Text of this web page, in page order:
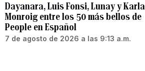
Dayanara, Luis Fonsi, Lunay y Karla
Monroig entre los 50 más bellos de
People en Español
7 de agosto de 2026 a las 9:13 a.m.